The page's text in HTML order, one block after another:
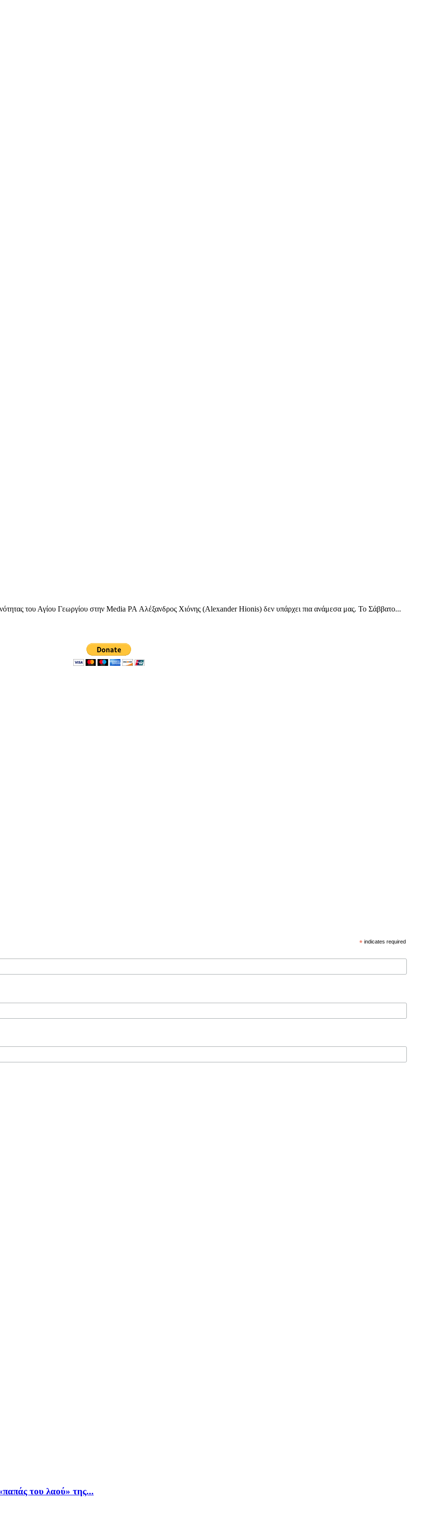
του Αγίου Γεωργίου στην Media PA Αλέξανδρος Χιόνης (Alexander Hionis) δεν υπάρχει πια ανάμεσα μας. Το Σάββατο...
* indicates required
του λαού» της...